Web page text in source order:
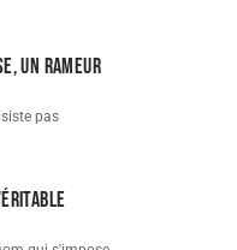
un rameur
pas